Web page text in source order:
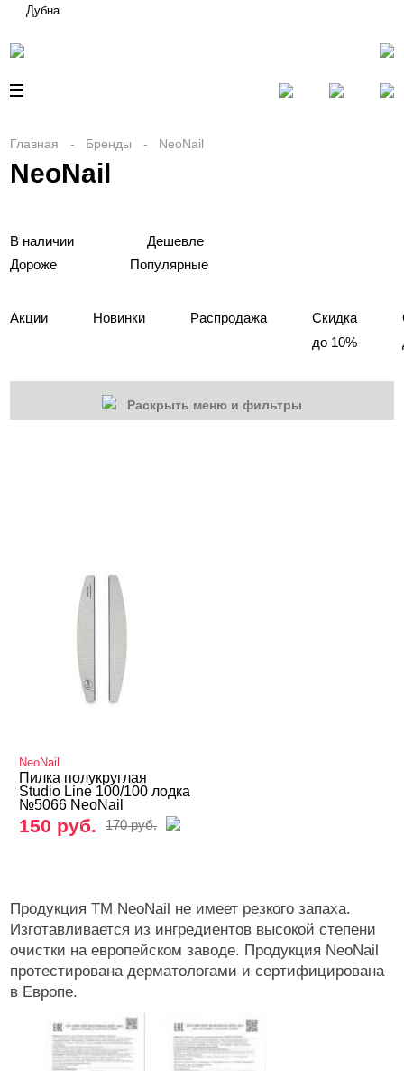
Дубна
Главная Бренды NeoNail
NeoNail
В наличии
Дешевле
Дороже
Популярные
Акции Новинки Распродажа
Скидка
до 10%
Раскрыть меню и фильтры
NeoNail
Пилка полукруглая
Studio Line 100/100 лодка
№5066 NeoNail
150 руб. 170 руб.
Продукция ТМ NeoNail не имеет резкого запаха.
Изготавливается из ингредиентов высокой степени
очистки на европейском заводе. Продукция NeoNail
протестирована дерматологами и сертифицирована
в Европе.